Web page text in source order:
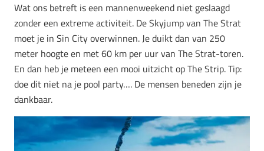
Wat ons betreft is een mannenweekend niet geslaagd
zonder een extreme activiteit. De Skyjump van The Strat
moet je in Sin City overwinnen. Je duikt dan van 250
meter hoogte en met 60 km per uur van The Strat-toren.
En dan heb je meteen een mooi uitzicht op The Strip. Tip:
doe dit niet na je pool party…. De mensen beneden zijn je
dankbaar.